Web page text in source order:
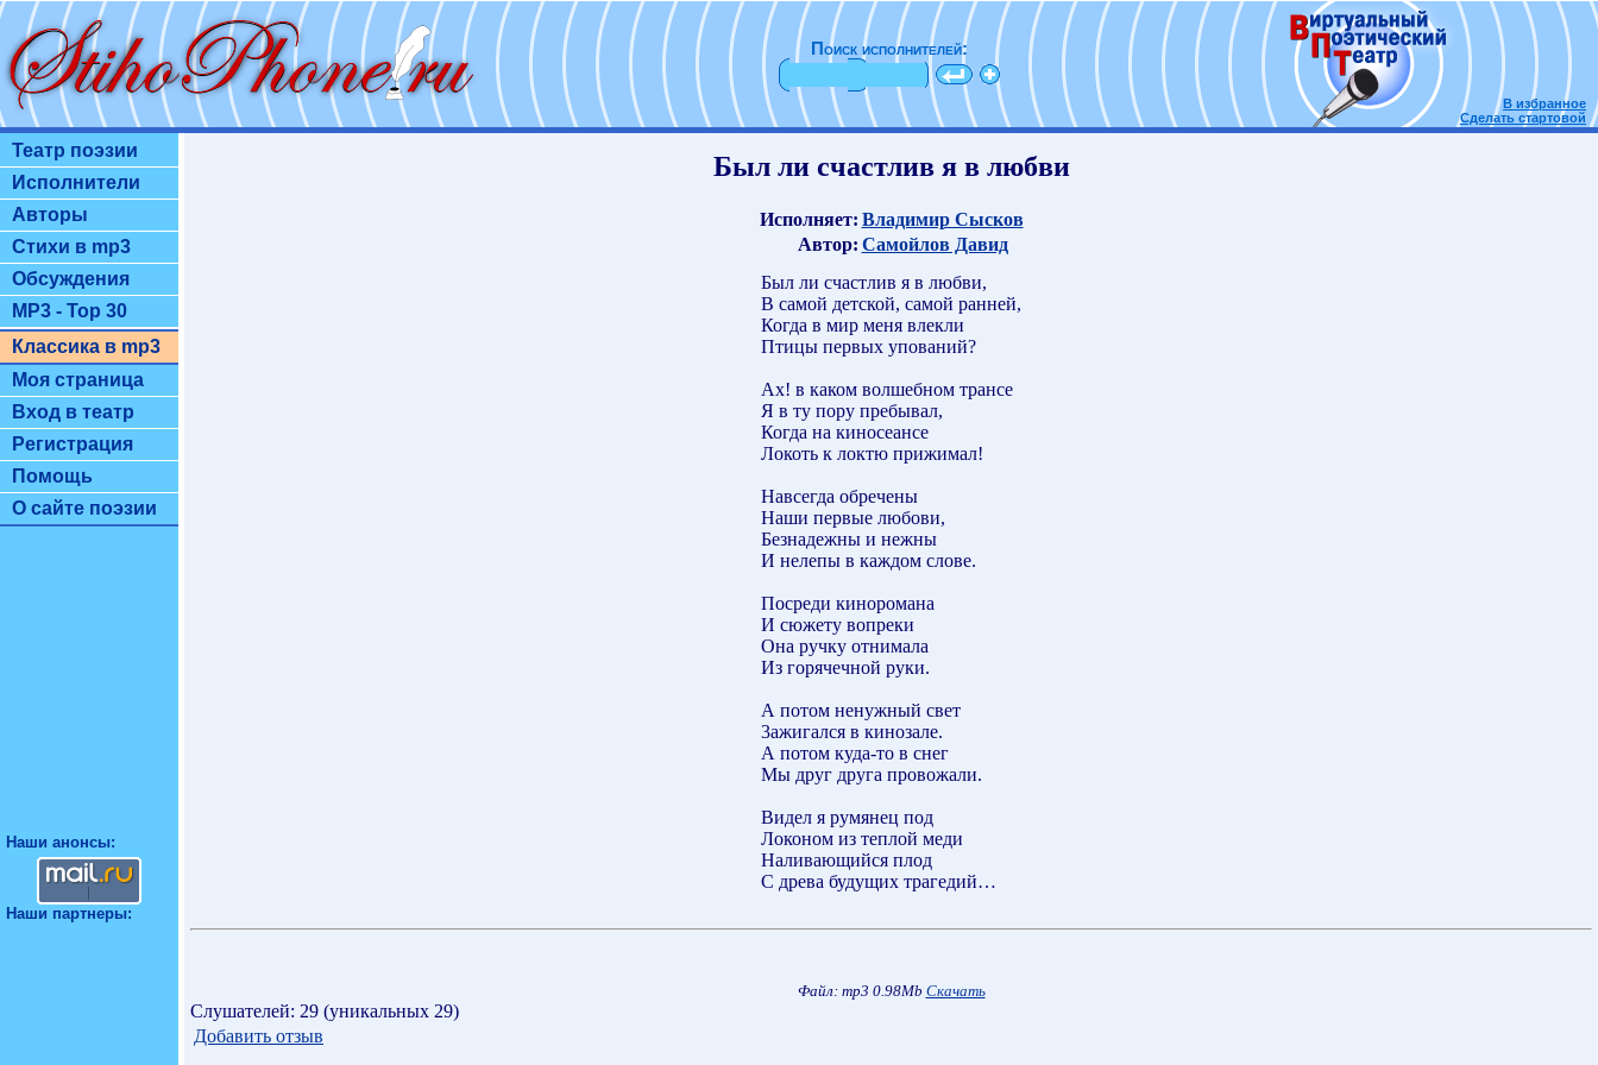
Поиск исполнителей:
В избранное
Сделать стартовой
Театр поэзии
Исполнители
Авторы
Стихи в mp3
Обсуждения
MP3 - Top 30
Классика в mp3
Моя страница
Вход в театр
Регистрация
Помощь
О сайте поэзии
Наши анонсы:
Наши партнеры:
Был ли счастлив я в любви
Исполняет: Владимир Сысков
Автор: Самойлов Давид
Был ли счастлив я в любви,
В самой детской, самой ранней,
Когда в мир меня влекли
Птицы первых упований?
Ах! в каком волшебном трансе
Я в ту пору пребывал,
Когда на киносеансе
Локоть к локтю прижимал!
Навсегда обречены
Наши первые любови,
Безнадежны и нежны
И нелепы в каждом слове.
Посреди киноромана
И сюжету вопреки
Она ручку отнимала
Из горячечной руки.
А потом ненужный свет
3ажигался в кинозале.
А потом куда-то в снег
Мы друг друга провожали.
Видел я румянец под
Локоном из теплой меди
Наливающийся плод
С древа будущих трагедий…
Файл: mp3 0.98Mb Скачать
Слушателей: 29 (уникальных 29)
Добавить отзыв